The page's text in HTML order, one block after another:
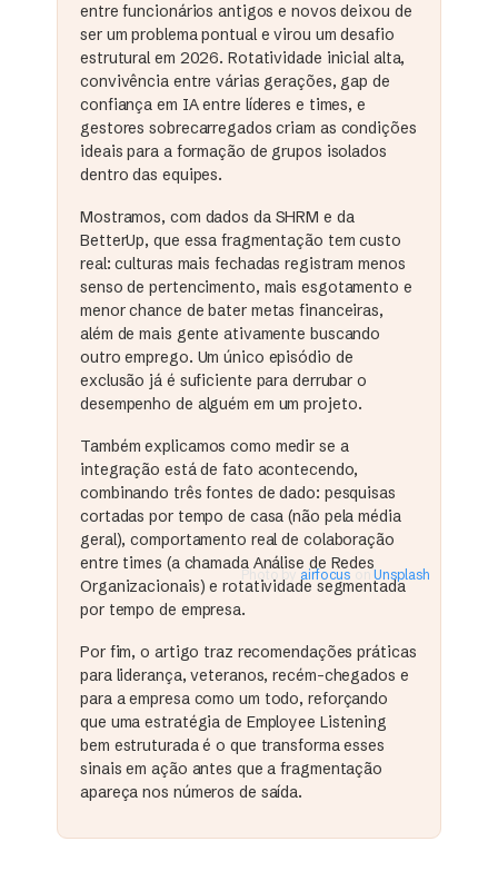
entre funcionários antigos e novos deixou de
ser um problema pontual e virou um desafio
estrutural em 2026. Rotatividade inicial alta,
convivência entre várias gerações, gap de
confiança em IA entre líderes e times, e
gestores sobrecarregados criam as condições
ideais para a formação de grupos isolados
dentro das equipes.
Mostramos, com dados da SHRM e da
BetterUp, que essa fragmentação tem custo
real: culturas mais fechadas registram menos
senso de pertencimento, mais esgotamento e
menor chance de bater metas financeiras,
além de mais gente ativamente buscando
outro emprego. Um único episódio de
exclusão já é suficiente para derrubar o
desempenho de alguém em um projeto.
Também explicamos como medir se a
integração está de fato acontecendo,
combinando três fontes de dado: pesquisas
cortadas por tempo de casa (não pela média
geral), comportamento real de colaboração
entre times (a chamada Análise de Redes
Organizacionais) e rotatividade segmentada
por tempo de empresa.
Por fim, o artigo traz recomendações práticas
para liderança, veteranos, recém-chegados e
para a empresa como um todo, reforçando
que uma estratégia de Employee Listening
bem estruturada é o que transforma esses
sinais em ação antes que a fragmentação
apareça nos números de saída.
Photo byairfocusonUnsplash